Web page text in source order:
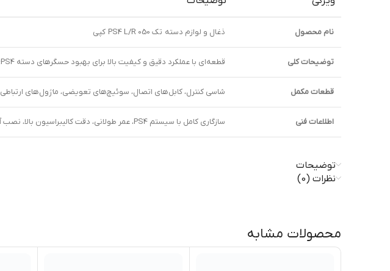
نام محصول ذغال و لوازم دسته تک PS4 L/R 050 کپی
توضیحات کلی قطعه‌ای با عملکرد دقیق و کیفیت بالا برای بهبود حسگرهای دسته PS4؛ مناسب برای تعمیرات سریع و اقتصادی.
قطعات مکمل شاسی کنترل، کابل‌های اتصال، سوئیچ‌های تعویضی، ماژول‌های ارتباطی
اطلاعات فنی سازگاری کامل با سیستم PS4، عمر طولانی، دقت کالیبراسیون بالا، نصب آسان و قابلیت تعمیر سریع.
توضیحات
نظرات (0)
محصولات مشابه